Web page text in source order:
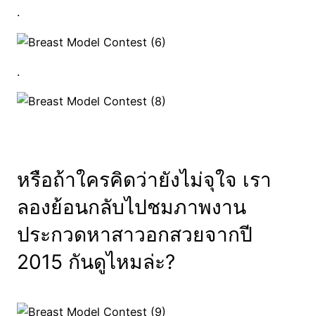
.
.
หรือถ้าใครคิดว่ายังไม่จุใจ เรา
ลองย้อนกลับไปชมภาพงาน
ประกวดหาสาวอกสวยจากปี
2015 กันดูไหมล่ะ?